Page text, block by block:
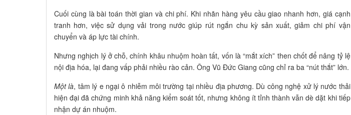
Cuối cùng là bài toán thời gian và chi phí. Khi nhãn hàng yêu cầu giao nhanh hơn, giá cạnh
tranh hơn, việc sử dụng vải trong nước giúp rút ngắn chu kỳ sản xuất, giảm chi phí vận
chuyển và áp lực tài chính.
Nhưng nghịch lý ở chỗ, chính khâu nhuộm hoàn tất, vốn là “mắt xích” then chốt để nâng tỷ lệ
nội địa hóa, lại đang vấp phải nhiều rào cản. Ông Vũ Đức Giang cũng chỉ ra ba “nút thắt” lớn.
Một là, tâm lý e ngại ô nhiễm môi trường tại nhiều địa phương. Dù công nghệ xử lý nước thải
hiện đại đã chứng minh khả năng kiểm soát tốt, nhưng không ít tỉnh thành vẫn dè dặt khi tiếp
nhận dự án nhuộm.